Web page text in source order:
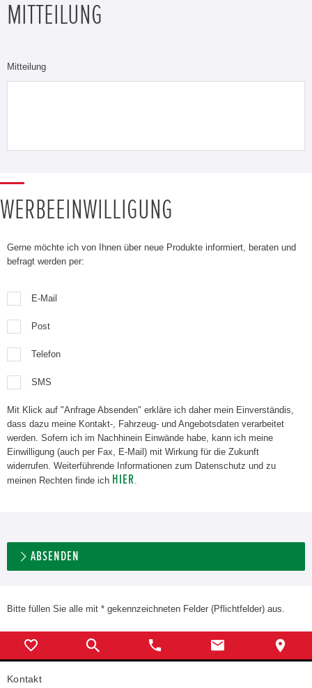
MITTEILUNG
Mitteilung
WERBEEINWILLIGUNG
Gerne möchte ich von Ihnen über neue Produkte informiert, beraten und
befragt werden per:
E-Mail
Post
Telefon
SMS
Mit Klick auf "Anfrage Absenden" erkläre ich daher mein Einverständis,
dass dazu meine Kontakt-, Fahrzeug- und Angebotsdaten verarbeitet
werden. Sofern ich im Nachhinein Einwände habe, kann ich meine
Einwilligung (auch per Fax, E-Mail) mit Wirkung für die Zukunft
widerrufen. Weiterführende Informationen zum Datenschutz und zu
meinen Rechten finde ich HIER
ABSENDEN
Bitte füllen Sie alle mit * gekennzeichneten Felder (Pflichtfelder) aus.
Kontakt